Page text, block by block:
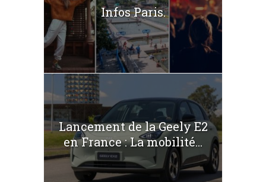
Infos Paris.
Lancement de la Geely E2
en France : La mobilité...